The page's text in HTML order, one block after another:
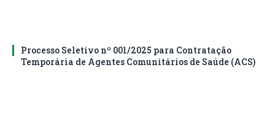
Processo Seletivo nº 001/2025 para Contratação
Temporária de Agentes Comunitários de Saúde (ACS)